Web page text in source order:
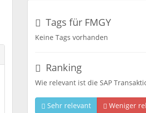
Tags für FMGY
Keine Tags vorhanden
Ranking
Wie relevant ist die SAP
Sehr relevant Weniger